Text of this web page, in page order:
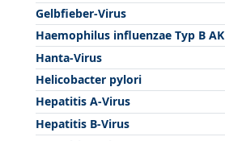
Gelbfieber-Virus
Haemophilus influenzae Typ B AK
Hanta-Virus
Helicobacter pylori
Hepatitis A-Virus
Hepatitis B-Virus